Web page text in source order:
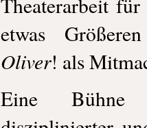
etwas
Oliver! als
Eine Bühne